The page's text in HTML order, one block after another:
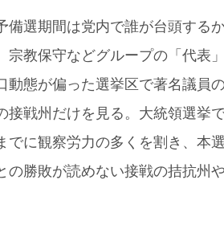
備選期間は党内で誰が台頭する
宗教保守などグループの「代表
動態が偏った選挙区で著名議員
接戦州だけを見る。大統領選挙
でに観察労力の多くを割き、本
の勝敗が読めない接戦の拮抗州